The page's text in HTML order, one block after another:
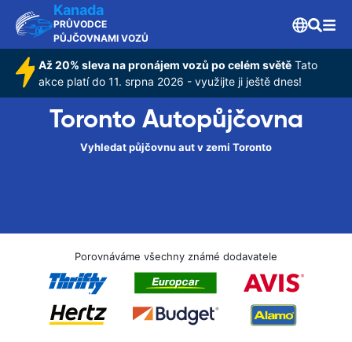
Kanada
PRŮVODCE
PŮJČOVNAMI VOZŮ
Až 20% sleva na pronájem vozů po celém světě Tato
akce platí do 11. srpna 2026 - využijte ji ještě dnes!
Toronto Autopůjčovna
Vyhledat půjčovnu aut v zemi Toronto
Porovnáváme všechny známé dodavatele